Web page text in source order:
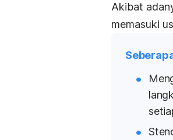
Akibat
memasuki